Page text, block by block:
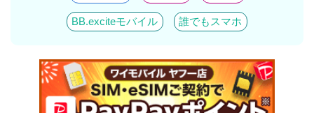
BB.exciteモバイル 誰でもスマホ